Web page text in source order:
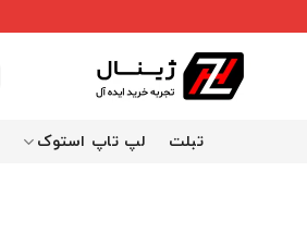
to
تبلت لپ تاپ استوک